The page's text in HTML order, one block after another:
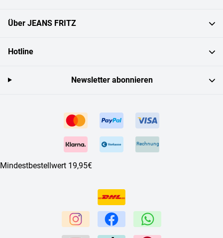
Über JEANS FRITZ
Hotline
Rechnung
Mindestbestellwert 19,95€
Newsletter abonnieren